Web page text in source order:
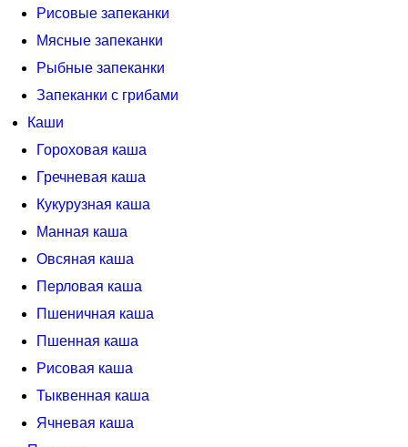
Рисовые запеканки
Мясные запеканки
Рыбные запеканки
Запеканки с грибами
Каши
Гороховая каша
Гречневая каша
Кукурузная каша
Манная каша
Овсяная каша
Перловая каша
Пшеничная каша
Пшенная каша
Рисовая каша
Тыквенная каша
Ячневая каша